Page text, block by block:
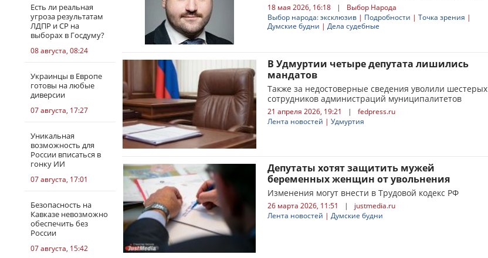
Есть ли реальная
угроза результатам
ЛДПР и СР на
выборах в Госдуму?
08 августа, 08:24
Украинцы в Европе
готовы на любые
диверсии
07 августа, 17:27
Уникальная
возможность для
России вписаться в
гонку ИИ
07 августа, 17:01
Безопасность на
Кавказе невозможно
обеспечить без
России
07 августа, 15:42
18 мая 2026, 16:18 |
Выбор Народа
Выбор народа: эксклюзив | Подробности | Точка зрения |
Думские будни | Дела судебные
В Удмуртии четыре депутата лишились
мандатов
Также за недостоверные сведения уволили шестерых
сотрудников администраций муниципалитетов
21 апреля 2026, 19:21 |
fedpress.ru
Лента новостей | Удмуртия
Депутаты хотят защитить мужей
беременных женщин от увольнения
Изменения могут внести в Трудовой кодекс РФ
26 марта 2026, 11:51 |
justmedia.ru
Лента новостей | Думские будни